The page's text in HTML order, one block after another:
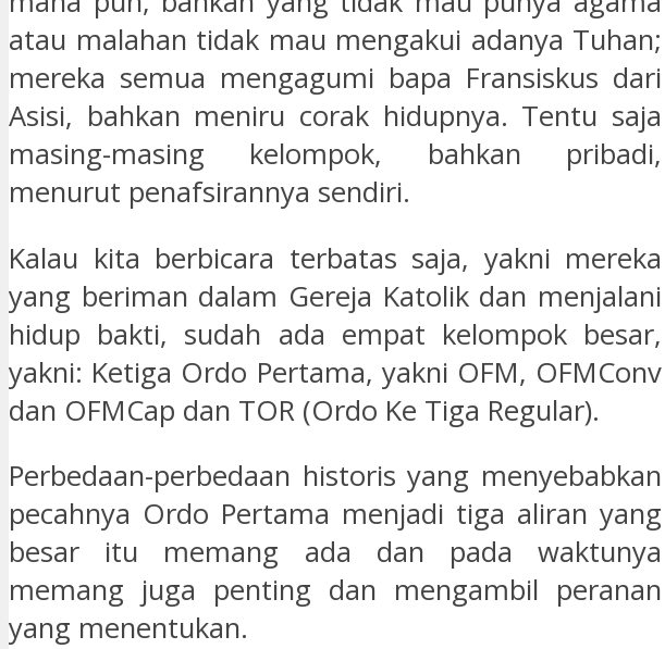
atau malahan tidak mau mengakui adanya Tuhan;
mereka semua mengagumi bapa Fransiskus dari
Asisi, bahkan meniru corak hidupnya. Tentu saja
masing-masing kelompok, bahkan pribadi,
menurut penafsirannya sendiri.
Kalau kita berbicara terbatas saja, yakni mereka
yang beriman dalam Gereja Katolik dan menjalani
hidup bakti, sudah ada empat kelompok besar,
yakni: Ketiga Ordo Pertama, yakni OFM, OFMConv
dan OFMCap dan TOR (Ordo Ke Tiga Regular).
Perbedaan-perbedaan historis yang menyebabkan
pecahnya Ordo Pertama menjadi tiga aliran yang
besar itu memang ada dan pada waktunya
memang juga penting dan mengambil peranan
yang menentukan.